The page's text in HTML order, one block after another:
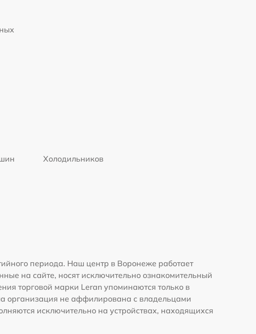
Холодильников
периода. Наш центр в Воронеже работает
на сайте, носят исключительно ознакомительный
торговой марки Leran упоминаются только в
организация не аффилирована с владельцами
исключительно на устройствах, находящихся